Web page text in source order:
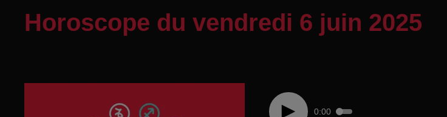
Horoscope du vendredi 6 juin 2025
0:00